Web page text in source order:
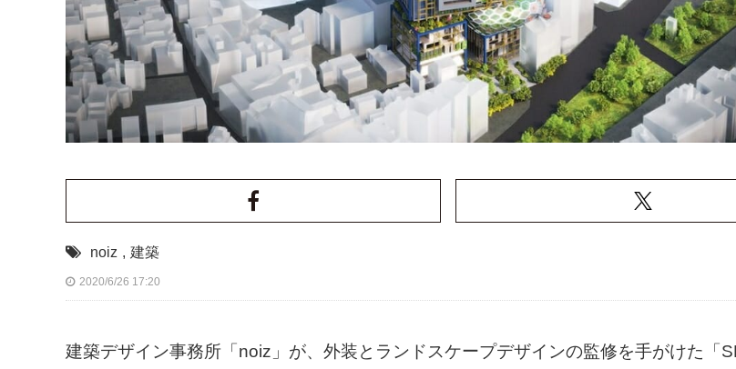
noiz , 建築
2020/6/26 17:20
建築デザイン事務所「noiz」が、外装とランドスケープデザインの監修を手がけた「